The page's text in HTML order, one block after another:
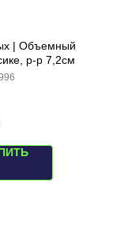
| Объемный
р-р 7,2см